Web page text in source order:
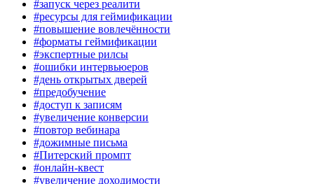
#запуск через реалити
#ресурсы для геймификации
#повышение вовлечённости
#форматы геймификации
#экспертные рилсы
#ошибки интервьюеров
#день открытых дверей
#предобучение
#доступ к записям
#увеличение конверсии
#повтор вебинара
#дожимные письма
#Питерский промпт
#онлайн-квест
#увеличение доходимости